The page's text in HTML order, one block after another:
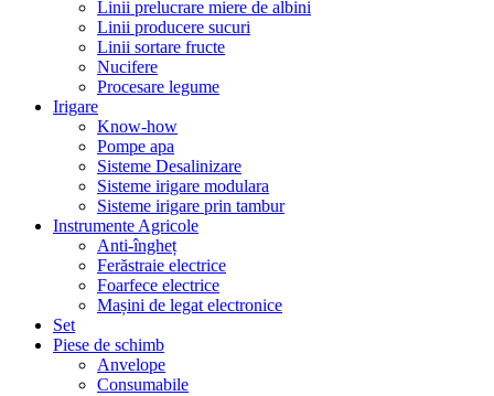
Linii prelucrare miere de albini
Linii producere sucuri
Linii sortare fructe
Nucifere
Procesare legume
Irigare
Know-how
Pompe apa
Sisteme Desalinizare
Sisteme irigare modulara
Sisteme irigare prin tambur
Instrumente Agricole
Anti-îngheț
Ferăstraie electrice
Foarfece electrice
Mașini de legat electronice
Set
Piese de schimb
Anvelope
Consumabile